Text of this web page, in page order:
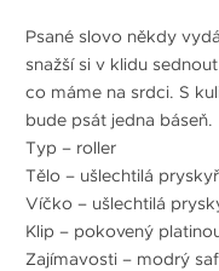
Psané slovo někdy
snažší si v klidu
co máme na srdci. S
bude psát jedna báseň.
Typ – roller
Tělo – ušlechtilá
Víčko – ušlechtilá
Klip – pokovený
Zajímavosti – modrý